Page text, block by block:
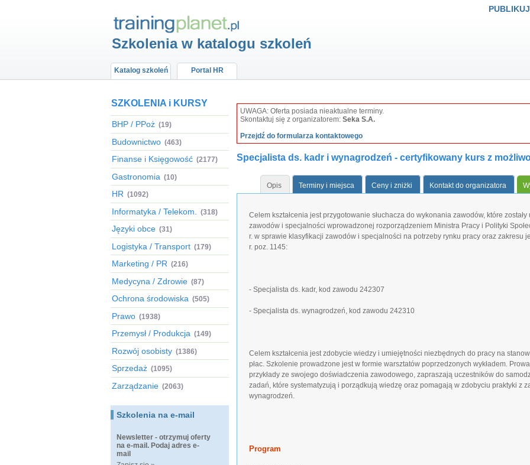
Szkolenia w katalogu szkoleń
Katalog szkoleń Portal HR
SZKOLENIA i KURSY
BHP / PPoż (19)
Budownictwo (463)
Finanse i Księgowość (2177)
Gastronomia (10)
HR (1092)
Informatyka / Telekom. (318)
Języki obce (31)
Logistyka / Transport (179)
Marketing / PR (216)
Medycyna / Zdrowie (87)
Ochrona środowiska (505)
Prawo (1938)
Przemysł / Produkcja (149)
Rozwój osobisty (1386)
Sprzedaż (1095)
Zarządzanie (2063)
Szkolenia na e-mail
Newsletter - otrzymuj oferty
na e-mail. Podaj adres e-
mail
UWAGA: Oferta posiada nieaktualne terminy.
Skontaktuj się z organizatorem: Seka S.A.
Przejdź do formularza kontaktowego
Specjalista ds. kadr i wynagrodzeń - certyfikowany kurs z
Opis Terminy i miejsca Ceny i zniżki Kontakt do organizatora
Celem kształcenia jest przygotowanie słuchacza do wykonania zawodów, które
zawodów i specjalności wprowadzonej rozporządzeniem Ministra Pracy i Polityki
r. w sprawie klasyfikacji zawodów i specjalności na potrzeby rynku pracy oraz zakresu
r. poz. 1145:
- Specjalista ds. kadr, kod zawodu 242307
- Specjalista ds. wynagrodzeń, kod zawodu 242310
Celem kształcenia jest zdobycie wiedzy i umiejętności niezbędnych do pracy na
płac. Szkolenie prowadzone jest w formie warsztatów poprzedzonych wykładem.
przykłady ze swojego doświadczenia zawodowego, zapraszają uczestników do
zadań, które systematyzują i porządkują wiedzę oraz pomagają w zdobyciu praktyki z
wynagrodzeń.
Program